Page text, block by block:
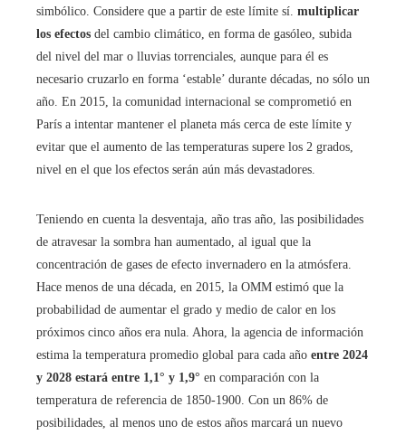
simbólico. Considere que a partir de este límite sí. multiplicar
los efectos del cambio climático, en forma de gasóleo, subida
del nivel del mar o lluvias torrenciales, aunque para él es
necesario cruzarlo en forma ‘estable’ durante décadas, no sólo un
año. En 2015, la comunidad internacional se comprometió en
París a intentar mantener el planeta más cerca de este límite y
evitar que el aumento de las temperaturas supere los 2 grados,
nivel en el que los efectos serán aún más devastadores.
Teniendo en cuenta la desventaja, año tras año, las posibilidades
de atravesar la sombra han aumentado, al igual que la
concentración de gases de efecto invernadero en la atmósfera.
Hace menos de una década, en 2015, la OMM estimó que la
probabilidad de aumentar el grado y medio de calor en los
próximos cinco años era nula. Ahora, la agencia de información
estima la temperatura promedio global para cada año entre 2024
y 2028 estará entre 1,1° y 1,9° en comparación con la
temperatura de referencia de 1850-1900. Con un 86% de
posibilidades, al menos uno de estos años marcará un nuevo